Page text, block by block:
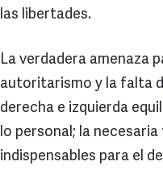
las libertades.
La verdadera amenaza
autoritarismo y la falta
derecha e izquierda
lo personal; la
indispensables para el